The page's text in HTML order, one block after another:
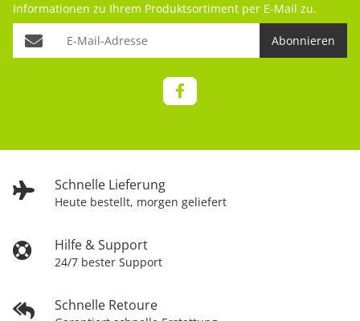
Schnelle Lieferung
Heute bestellt, morgen geliefert
Hilfe & Support
24/7 bester Support
Schnelle Retoure
Informationen zu Ihrem Produktsortiment per E-Mail zu.
Abonnieren